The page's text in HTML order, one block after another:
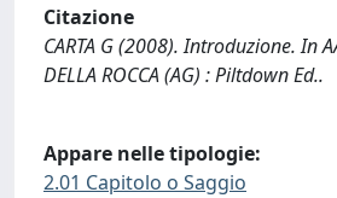
Citazione
CARTA G (2008). Introduzione. In
DELLA ROCCA (AG) : Piltdown Ed..
Appare nelle tipologie:
2.01 Capitolo o Saggio